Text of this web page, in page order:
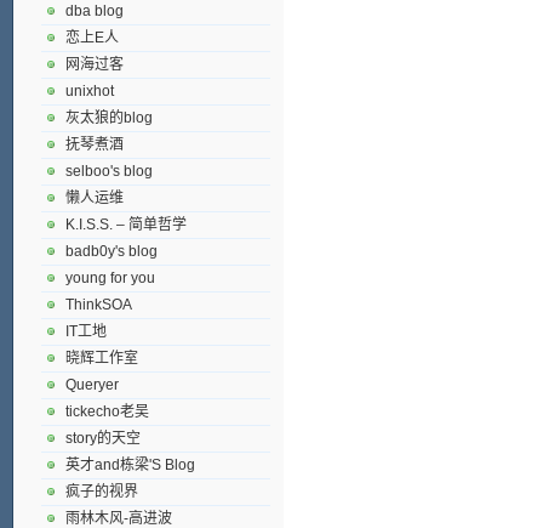
dba blog
恋上E人
网海过客
unixhot
灰太狼的blog
抚琴煮酒
selboo's blog
懒人运维
K.I.S.S. – 简单哲学
badb0y's blog
young for you
ThinkSOA
IT工地
晓辉工作室
Queryer
tickecho老吴
story的天空
英才and栋梁'S Blog
疯子的视界
雨林木风-高进波